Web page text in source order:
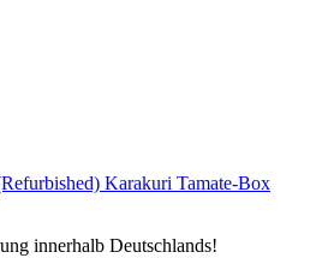
Karakuri Tamate-Box
innerhalb Deutschlands!